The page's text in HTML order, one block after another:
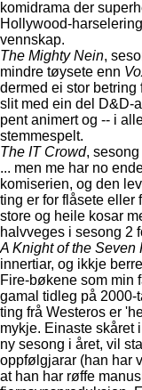
komidrama der
Hollywood-
vennskap.
The Mighty Nein,
mindre tøysete enn
dermed ei stor
slit med ein del D&D-
pent animert og -- i
stemmespelt.
The IT Crowd,
... men me har no
komiserien, og den
ting er for flåsete eller
store og heile kosar
halvveges i sesong 2
A Knight of the Seven
innertiar, og ikkje
Fire-bøkene som min
gamal tidleg på 2000-
ting frå Westeros er
mykje. Einaste skåret
ny sesong i året, vil
oppfølgjarar (han har
at han har røffe